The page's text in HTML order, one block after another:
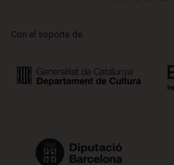
Con el soporte de: